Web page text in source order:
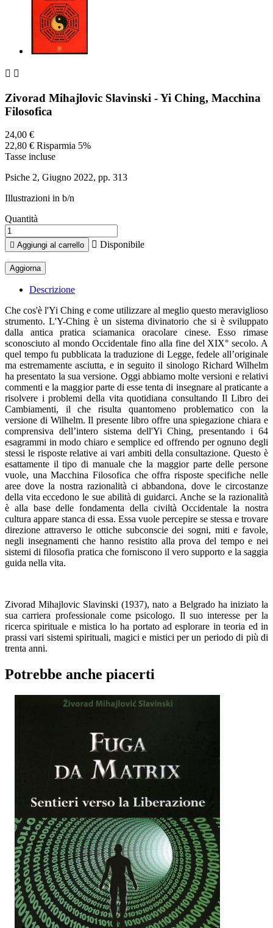
 
Zivorad Mihajlovic Slavinski - Yi Ching, Macchina
Filosofica
24,00 €
22,80 € Risparmia 5%
Tasse incluse
Psiche 2, Giugno 2022, pp. 313
Illustrazioni in b/n
Quantità
 Aggiungi al carrello  Disponibile
Descrizione
Che cos'è l'Yi Ching e come utilizzare al meglio questo meraviglioso
strumento. L'Y-Ching è un sistema divinatorio che si è sviluppato
dalla antica pratica sciamanica oracolare cinese. Esso rimase
sconosciuto al mondo Occidentale fino alla fine del XIX° secolo. A
quel tempo fu pubblicata la traduzione di Legge, fedele all’originale
ma estremamente asciutta, e in seguito il sinologo Richard Wilhelm
ha presentato la sua versione. Oggi abbiamo molte versioni e relativi
commenti e la maggior parte di esse tenta di insegnare al praticante a
risolvere i problemi della vita quotidiana consultando Il Libro dei
Cambiamenti, il che risulta quantomeno problematico con la
versione di Wilhelm. Il presente libro offre una spiegazione chiara e
comprensiva dell’intero sistema dell'Yi Ching, presentando i 64
esagrammi in modo chiaro e semplice ed offrendo per ognuno degli
stessi le risposte relative ai vari ambiti della consultazione. Questo è
esattamente il tipo di manuale che la maggior parte delle persone
vuole, una Macchina Filosofica che offra risposte specifiche nelle
aree dove la nostra razionalità ci abbandona, dove le circostanze
della vita eccedono le sue abilità di guidarci. Anche se la razionalità
è alla base delle fondamenta della civiltà Occidentale la nostra
cultura appare stanca di essa. Essa vuole percepire se stessa e trovare
direzione attraverso le ottiche subconscie dei sogni, miti e favole,
negli insegnamenti che hanno resistito alla prova del tempo e nei
sistemi di filosofia pratica che forniscono il vero supporto e la saggia
guida nella vita.
Zivorad Mihajlovic Slavinski (1937), nato a Belgrado ha iniziato la
sua carriera professionale come psicologo. Il suo interesse per la
ricerca spirituale e mistica lo ha portato ad esplorare in teoria ed in
prassi vari sistemi spirituali, magici e mistici per un periodo di più di
trenta anni.
Potrebbe anche piacerti